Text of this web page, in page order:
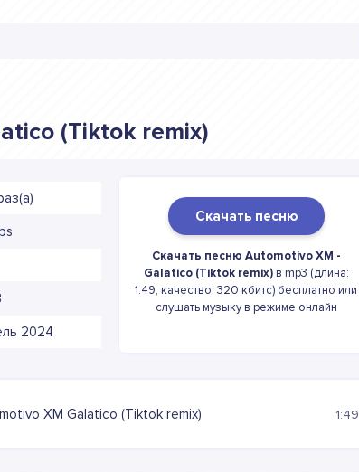
(Tiktok remix)
2024
Скачать песню
Скачать песню Automotivo XM -
Galatico (Tiktok remix)в mp3 (длина:
1:49, качество: 320 кбитс) бесплатно или
слушать музыку в режиме онлайн
XM Galatico (Tiktok remix) 1:49